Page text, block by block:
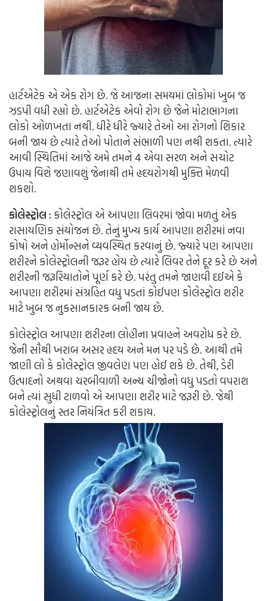
હાર્ટએટેક એ એક રોગ છે. જે આજના સમયમાં લોકોમાં ખુબ જ
ઝડપી વધી રહ્યો છે. હાર્ટએટેક એવો રોગ છે જેને મોટાભાગના
લોકો ઓળખતા નથી. ધીરે ધીરે જ્યારે તેઓ આ રોગનો શિકાર
બની જાય છે ત્યારે તેઓ પોતાને સંભાળી પણ નથી શકતા. ત્યારે
આવી સ્થિતિમાં આજે અમે તમને 4 એવા સરળ અને સચોટ
ઉપાય વિશે જણાવશું જેનાથી તમે હૃદયરોગથી મુક્તિ મેળવી
શકશો.
કોલેસ્ટ્રોલ :કોલેસ્ટ્રોલ એ આપણા લિવરમાં જોવા મળતું એક
રાસાયણિક સંયોજન છે. તેનું મુખ્ય કાર્ય આપણા શરીરમાં નવા
કોષો અને હોર્મોન્સને વ્યવસ્થિત કરવાનું છે. જ્યારે પણ આપણા
શરીરને કોલેસ્ટ્રોલની જરૂર હોય છે ત્યારે લિવર તેને દૂર કરે છે અને
શરીરની જરૂરિયાતોને પૂર્ણ કરે છે. પરંતુ તમને જાણવી દઈએ કે
આપણા શરીરમાં સંગ્રહિત વધુ પડતાં કોઈપણ કોલેસ્ટ્રોલ શરીર
માટે ખુબ જ નુકસાનકારક બની જાય છે.
કોલેસ્ટ્રોલ આપણા શરીરના લોહીના પ્રવાહને અવરોધ કરે છે.
જેની સૌથી ખરાબ અસર હૃદય અને મન પર પડે છે. આથી તમે
જાણી લો કે કોલેસ્ટ્રોલ જીવલેણ પણ હોઈ શકે છે. તેથી, ડેરી
ઉત્પાદનો અથવા ચરબીવાળી અન્ય ચીજોનો વધુ પડતો વપરાશ
બને ત્યાં સુધી ટાળવો એ આપણા શરીર માટે જરૂરી છે. જેથી
કોલેસ્ટ્રોલનું સ્તર નિયંત્રિત કરી શકાય.